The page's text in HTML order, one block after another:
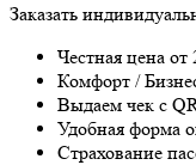
Заказать
Честная цена от
Комфорт /
Выдаем чек с
Удобная форма
Страхование